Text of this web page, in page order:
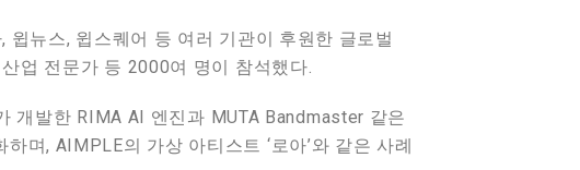
뉴스, 윕스퀘어 등 여러 기관이 후원한 글로벌
업 전문가 등 2000여 명이 참석했다.
개발한 RIMA AI 엔진과 MUTA Bandmaster 같은
며, AIMPLE의 가상 아티스트 ‘로아’와 같은 사례